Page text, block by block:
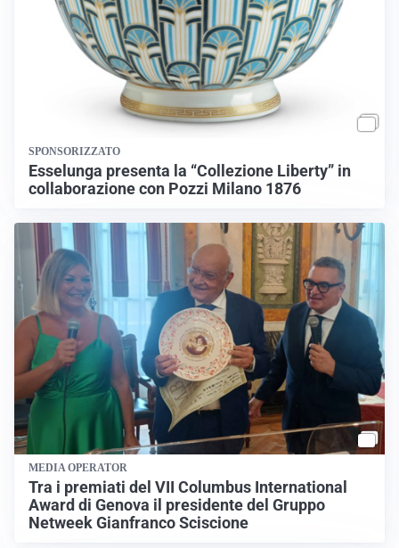
SPONSORIZZATO
Esselunga presenta la “Collezione Liberty” in
collaborazione con Pozzi Milano 1876
MEDIA OPERATOR
Tra i premiati del VII Columbus International
Award di Genova il presidente del Gruppo
Netweek Gianfranco Sciscione